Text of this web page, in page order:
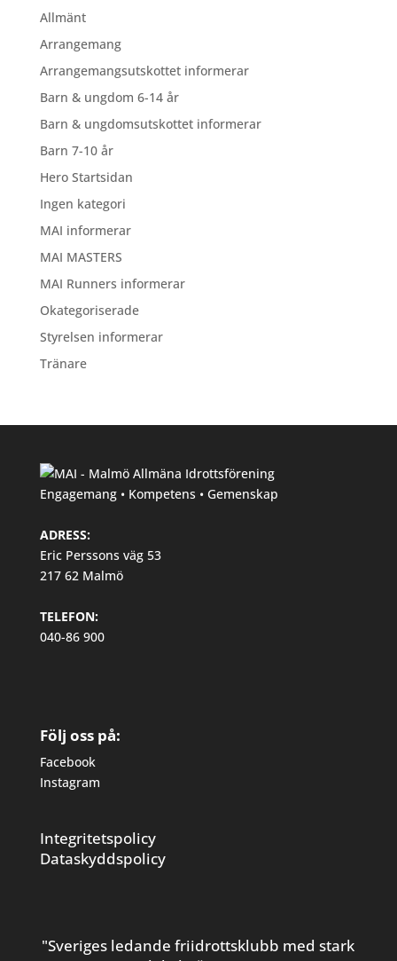
Allmänt
Arrangemang
Arrangemangsutskottet informerar
Barn & ungdom 6-14 år
Barn & ungdomsutskottet informerar
Barn 7-10 år
Hero Startsidan
Ingen kategori
MAI informerar
MAI MASTERS
MAI Runners informerar
Okategoriserade
Styrelsen informerar
Tränare
Engagemang • Kompetens • Gemenskap
ADRESS:
Eric Perssons väg 53
217 62 Malmö
TELEFON:
040-86 900
Följ oss på:
Facebook
Instagram
Integritetspolicy
Dataskyddspolicy
"Sveriges ledande friidrottsklubb med stark